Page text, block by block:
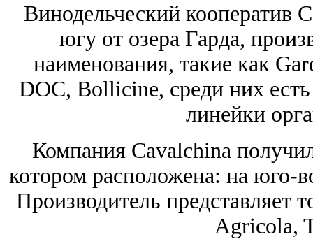
Винодельческий
югу от озера Гарда,
наименования, такие как
DOC, Bollicine, среди них
линейки
Компания Cavalchina
котором расположена: на юго-
Производитель представляет
Agricola,